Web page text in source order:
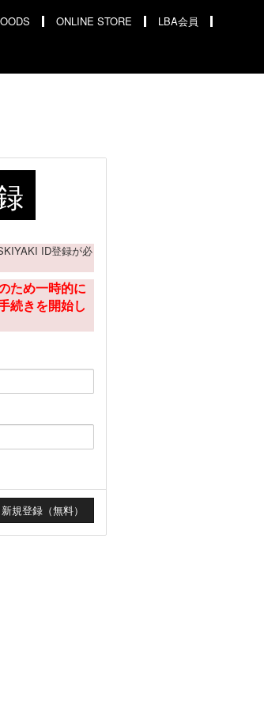
ONLINE STORE
LBA会員
ID登録が必
ため一時的に
続きを開始し